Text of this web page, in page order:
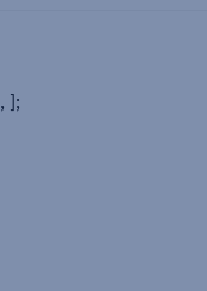
, ];